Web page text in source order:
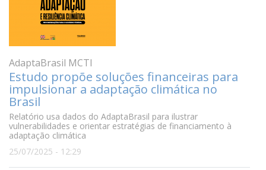
AdaptaBrasil MCTI
Estudo propõe soluções financeiras para
impulsionar a adaptação climática no
Brasil
Relatório usa dados do AdaptaBrasil para ilustrar
vulnerabilidades e orientar estratégias de financiamento à
adaptação climática
25/07/2025 - 12:29